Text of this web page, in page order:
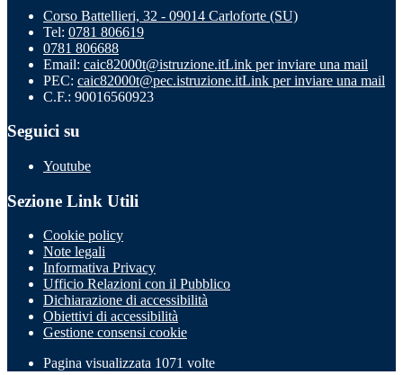
Corso Battellieri, 32 - 09014 Carloforte (SU)
Tel: 0781 806619
0781 806688
Email: caic82000t@istruzione.itLink per inviare una mail
PEC: caic82000t@pec.istruzione.itLink per inviare una mail
C.F.: 90016560923
Seguici su
Youtube
Sezione Link Utili
Cookie policy
Note legali
Informativa Privacy
Ufficio Relazioni con il Pubblico
Dichiarazione di accessibilità
Obiettivi di accessibilità
Gestione consensi cookie
Pagina visualizzata 1071 volte